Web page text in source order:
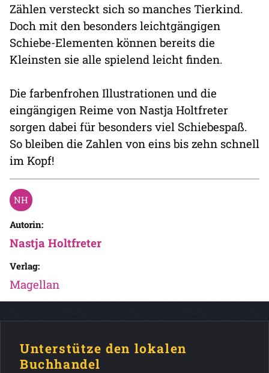
Zählen versteckt sich so manches Tierkind.
Doch mit den besonders leichtgängigen
Schiebe-Elementen können bereits die
Kleinsten sie alle spielend leicht finden.
Die farbenfrohen Illustrationen und die
eingängigen Reime von Nastja Holtfreter
sorgen dabei für besonders viel Schiebespaß.
So bleiben die Zahlen von eins bis zehn schnell
im Kopf!
Autorin:
Nastja Holtfreter
Verlag:
Magellan
Unterstütze den lokalen
Buchhandel